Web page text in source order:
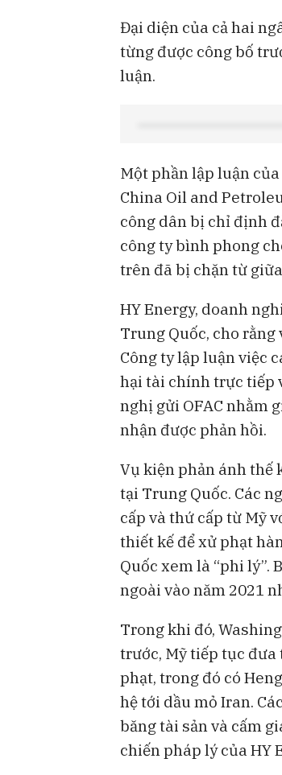
Đại diện của cả hai
từng được công bố
luận.
Một phần lập luận
China Oil and
công dân bị chỉ định
công ty bình phong
trên đã bị chặn từ
HY Energy, doanh
Trung Quốc, cho
Công ty lập luận việc
hại tài chính trực tiếp
nghị gửi OFAC nhằm
nhận được phản hồi.
Vụ kiện phản ánh thế
tại Trung Quốc. Các
cấp và thứ cấp từ Mỹ
thiết kế để xử phạt
Quốc xem là “phi lý”.
ngoài vào năm 2021
Trong khi đó,
trước, Mỹ tiếp tục đưa
phạt, trong đó có
hệ tới dầu mỏ Iran.
băng tài sản và cấm
chiến pháp lý của HY